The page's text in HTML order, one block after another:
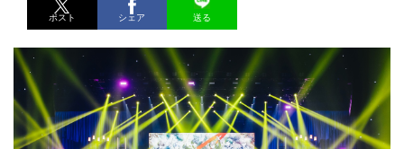
ポスト シェア 送る